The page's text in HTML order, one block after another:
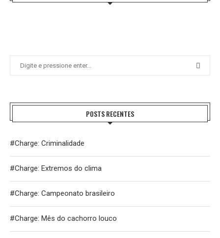
POSTS RECENTES
#Charge: Criminalidade
#Charge: Extremos do clima
#Charge: Campeonato brasileiro
#Charge: Mês do cachorro louco